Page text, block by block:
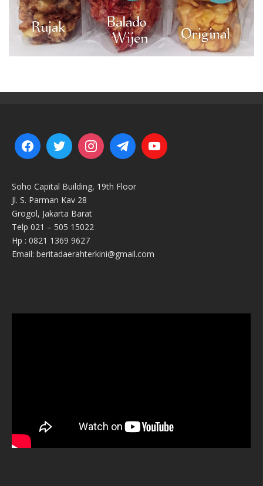
Soho Capital Building, 19th Floor
Jl. S. Parman Kav 28
Grogol, Jakarta Barat
Telp 021 – 505 15022
Hp : 0821 1369 9627
Email: beritadaerahterkini@gmail.com